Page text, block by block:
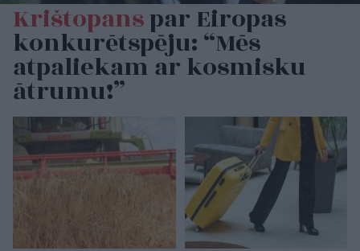
Krištopanspar Eiropas
konkurētspēju: “Mēs
atpaliekam ar kosmisku
ātrumu!”